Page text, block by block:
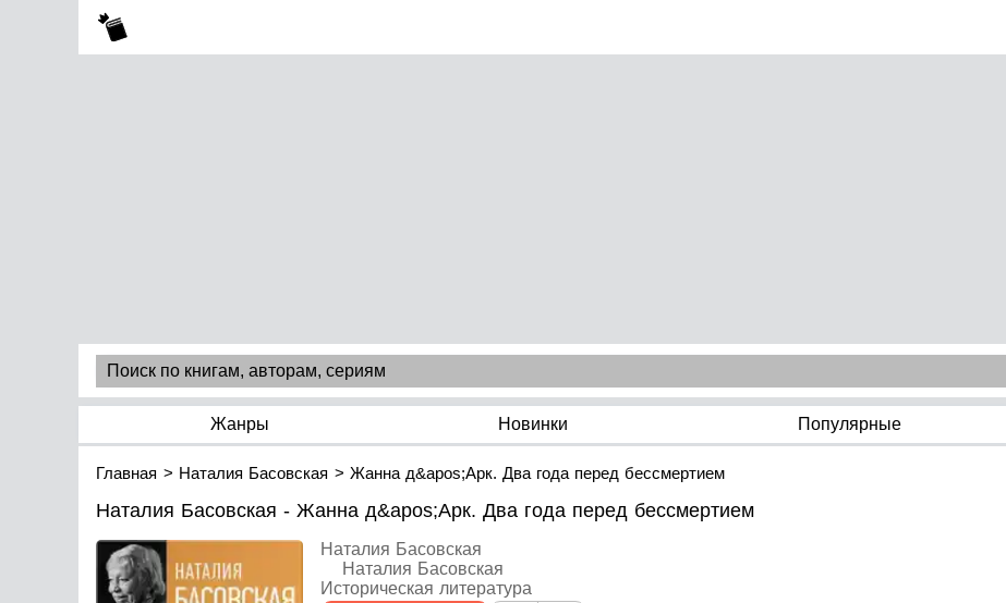
Жанры Новинки Популярные
Главная Наталия Басовская Жанна д&apos;Арк. Два года перед бессмертием
Наталия Басовская - Жанна д&apos;Арк. Два года перед бессмертием
Наталия Басовская
Наталия Басовская
Историческая литература